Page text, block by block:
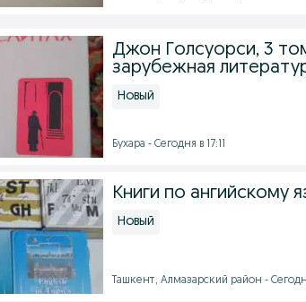
Джон Голсуорси, 3
зарубежная
Новый
Бухара - Сегодня в 17:11
Книги по ангийскому
Новый
Ташкент, Алмазарский район -